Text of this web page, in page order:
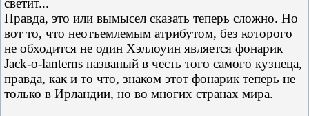
светит...
Правда, это или вымысел сказать теперь сложно. Но
вот то, что неотъемлемым атрибутом, без которого
не обходится не один Хэллоуин является фонарик
Jack-o-lanterns названый в честь того самого кузнеца,
правда, как и то что, знаком этот фонарик теперь не
только в Ирландии, но во многих странах мира.